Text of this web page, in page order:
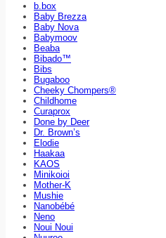
b.box
Baby Brezza
Baby Nova
Babymoov
Beaba
Bibado™
Bibs
Bugaboo
Cheeky Chompers®
Childhome
Curaprox
Done by Deer
Dr. Brown’s
Elodie
Haakaa
KAOS
Minikoioi
Mother-K
Mushie
Nanobébé
Neno
Noui Noui